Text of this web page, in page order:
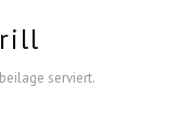
serviert.